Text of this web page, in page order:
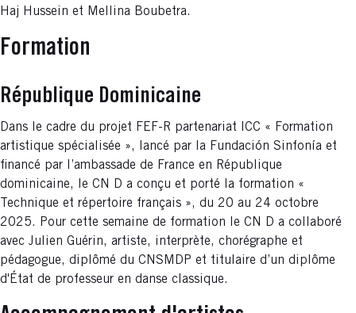
Haj Hussein et Mellina Boubetra.
Formation
République Dominicaine
Dans le cadre du projet FEF-R partenariat ICC « Formation
artistique spécialisée », lancé par la Fundación Sinfonía et
financé par l’ambassade de France en République
dominicaine, le CN D a conçu et porté la formation «
Technique et répertoire français », du 20 au 24 octobre
2025. Pour cette semaine de formation le CN D a collaboré
avec Julien Guérin, artiste, interprète, chorégraphe et
pédagogue, diplômé du CNSMDP et titulaire d’un diplôme
d'État de professeur en danse classique.